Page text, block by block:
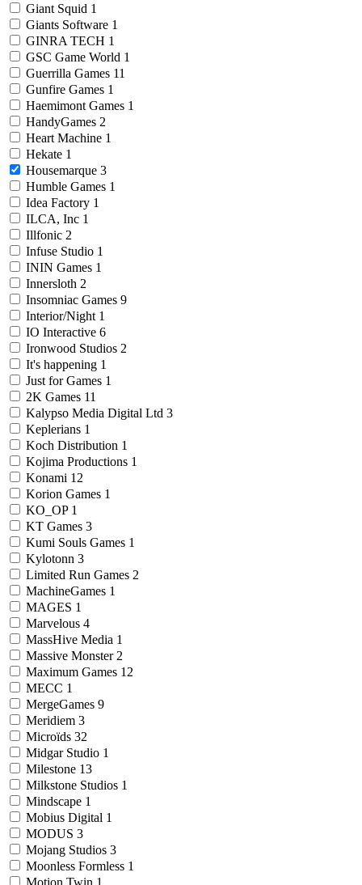
Giant Squid 1
Giants Software 1
GINRA TECH 1
GSC Game World 1
Guerrilla Games 11
Gunfire Games 1
Haemimont Games 1
HandyGames 2
Heart Machine 1
Hekate 1
Housemarque 3
Humble Games 1
Idea Factory 1
ILCA, Inc 1
Illfonic 2
Infuse Studio 1
ININ Games 1
Innersloth 2
Insomniac Games 9
Interior/Night 1
IO Interactive 6
Ironwood Studios 2
It's happening 1
Just for Games 1
2K Games 11
Kalypso Media Digital Ltd 3
Keplerians 1
Koch Distribution 1
Kojima Productions 1
Konami 12
Korion Games 1
KO_OP 1
KT Games 3
Kumi Souls Games 1
Kylotonn 3
Limited Run Games 2
MachineGames 1
MAGES 1
Marvelous 4
MassHive Media 1
Massive Monster 2
Maximum Games 12
MECC 1
MergeGames 9
Meridiem 3
Microïds 32
Midgar Studio 1
Milestone 13
Milkstone Studios 1
Mindscape 1
Mobius Digital 1
MODUS 3
Mojang Studios 3
Moonless Formless 1
Motion Twin 1